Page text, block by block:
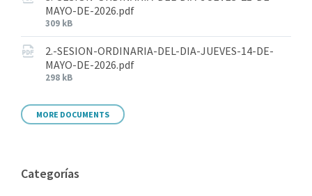
MAYO-DE-2026.pdf
309 kB
2.-SESION-ORDINARIA-DEL-DIA-JUEVES-14-DE-
MAYO-DE-2026.pdf
298 kB
MORE DOCUMENTS
Categorías